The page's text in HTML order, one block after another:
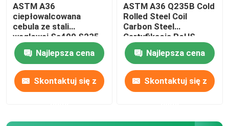
ASTM A36
ciepłowalcowana
cebula ze stali
węglowej Ss400 S235
S355 Z certyfikatem
młyńskimNajlepsza cena
Skontaktuj się z
ASTM A36 Q235B Cold
Rolled Steel Coil
Carbon Steel
Certyfikacja RoHS
Najlepsza cena
Skontaktuj się z